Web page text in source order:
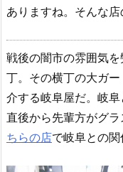
ありますね。そんな店
戦後の闇市の雰囲気
丁。その横丁の大ガ
介する岐阜屋だ。岐
直後から先輩方がグラ
ちらの店で岐阜との